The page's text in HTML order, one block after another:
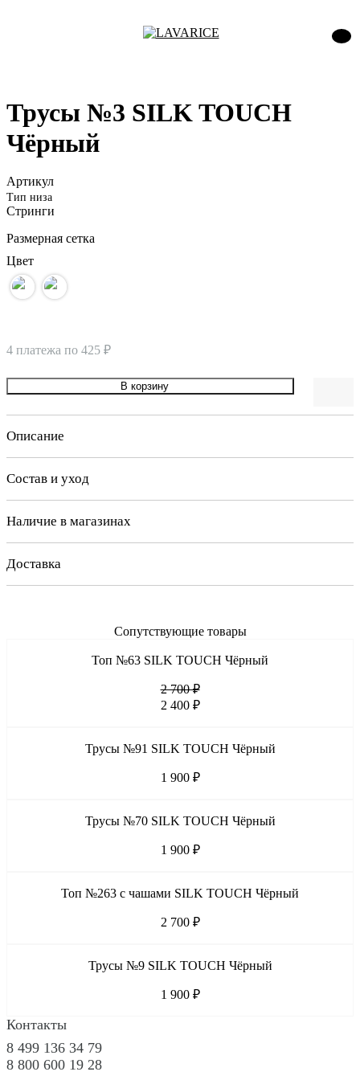
Трусы №3 SILK TOUCH
Чёрный
Тип низа
Стринги
Размерная сетка
Артикул
Цвет
4 платежа по 425 ₽
В корзину
Описание
Состав и уход
Наличие в магазинах
Доставка
Сопутствующие товары
Топ №63 SILK TOUCH Чёрный
2 700 ₽
2 400 ₽
Трусы №91 SILK TOUCH Чёрный
1 900 ₽
Трусы №70 SILK TOUCH Чёрный
1 900 ₽
Топ №263 с чашами SILK TOUCH Чёрный
2 700 ₽
Трусы №9 SILK TOUCH Чёрный
1 900 ₽
Контакты
8 499 136 34 79
8 800 600 19 28